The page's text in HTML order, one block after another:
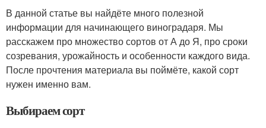
В данной статье вы найдёте много полезной
информации для начинающего виноградаря. Мы
расскажем про множество сортов от А до Я, про сроки
созревания, урожайность и особенности каждого вида.
После прочтения материала вы поймёте, какой сорт
нужен именно вам.
Выбираем сорт